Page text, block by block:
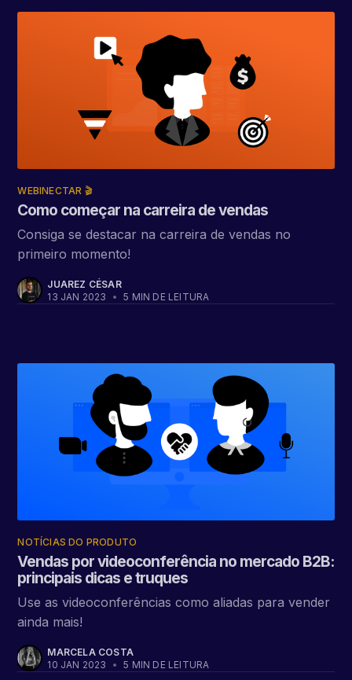
WEBINECTAR 🎬
Como começar na carreira de vendas
Consiga se destacar na carreira de vendas no
primeiro momento!
JUAREZ CÉSAR
13 JAN 2023
• 5 MIN DE LEITURA
NOTÍCIAS DO PRODUTO
Vendas por videoconferência no mercado B2B:
principais dicas e truques
Use as videoconferências como aliadas para vender
ainda mais!
MARCELA COSTA
10 JAN 2023
• 5 MIN DE LEITURA